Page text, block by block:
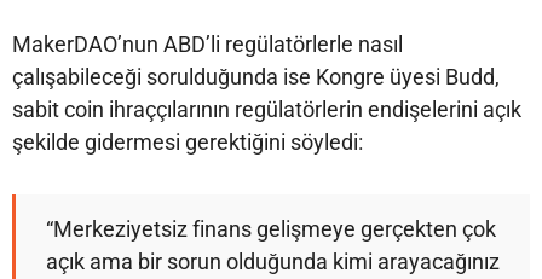
MakerDAO’nun ABD’li regülatörlerle nasıl
çalışabileceği sorulduğunda ise Kongre üyesi Budd,
sabit coin ihraççılarının regülatörlerin endişelerini açık
şekilde gidermesi gerektiğini söyledi:
“Merkeziyetsiz finans gelişmeye gerçekten çok
açık ama bir sorun olduğunda kimi arayacağınız